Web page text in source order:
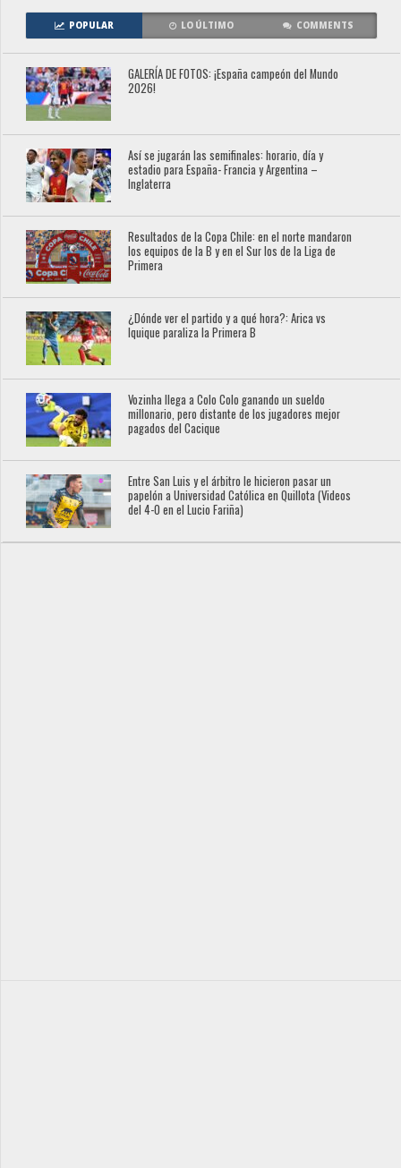
POPULAR LO ÚLTIMO COMMENTS
GALERÍA DE FOTOS: ¡España campeón del Mundo
2026!
Así se jugarán las semifinales: horario, día y
estadio para España- Francia y Argentina –
Inglaterra
Resultados de la Copa Chile: en el norte mandaron
los equipos de la B y en el Sur los de la Liga de
Primera
¿Dónde ver el partido y a qué hora?: Arica vs
Iquique paraliza la Primera B
Vozinha llega a Colo Colo ganando un sueldo
millonario, pero distante de los jugadores mejor
pagados del Cacique
Entre San Luis y el árbitro le hicieron pasar un
papelón a Universidad Católica en Quillota (Videos
del 4-0 en el Lucio Fariña)